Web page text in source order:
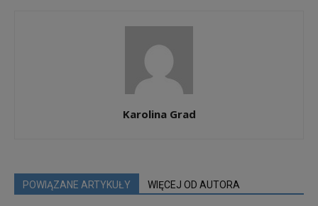
Karolina Grad
POWIĄZANE ARTYKUŁY WIĘCEJ OD AUTORA